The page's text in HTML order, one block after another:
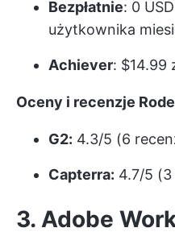
Bezpłatnie: 0
użytkownika
Achiever: $14.99
Oceny i recenzje
G2: 4.3/5 (6
Capterra: 4.7/5 (3
3. Adobe